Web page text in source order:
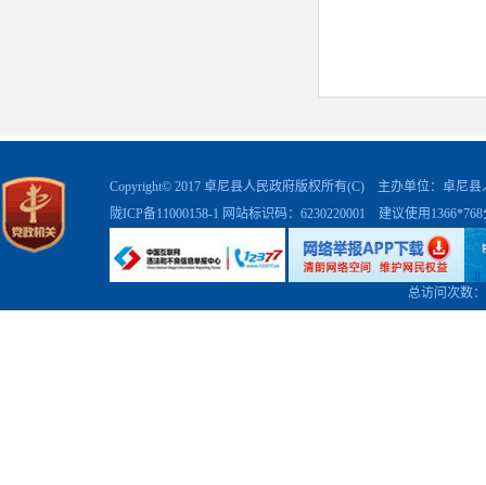
Copyright© 2017 卓尼县人民政府版权所有(C) 主办单位：卓尼
陇ICP备11000158-1 网站标识码：6230220001 建议使用
总访问次数：